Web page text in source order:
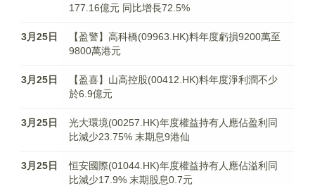
177.16億元 同比增長72.5%
3月25日
【盈警】高科橋(09963.HK)料年度虧損9200萬至
9800萬港元
3月25日
【盈喜】山高控股(00412.HK)料年度淨利潤不少
於6.9億元
3月25日
光大環境(00257.HK)年度權益持有人應佔盈利同
比減少23.75% 末期息9港仙
3月25日
恒安國際(01044.HK)年度權益持有人應佔溢利同
比減少17.9% 末期股息0.7元